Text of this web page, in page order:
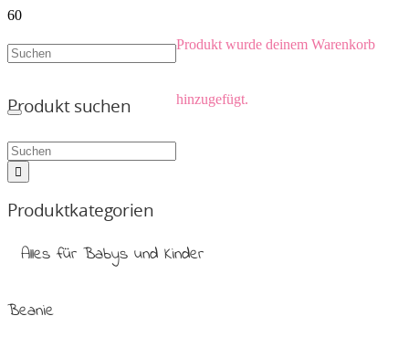
Produkt wurde deinem Warenkorb
hinzugefügt.
Produkt suchen
Produktkategorien
Alles für Babys und Kinder
Beanie